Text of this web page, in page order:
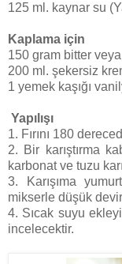
125 ml. kaynar su
Kaplama için
150 gram bitter
200 ml. şekersiz
1 yemek kaşığı
Yapılışı
1. Fırını 180
2. Bir karıştırma
karbonat ve tuzu
3. Karışıma
mikserle düşük
4. Sıcak suyu
incelecektir.